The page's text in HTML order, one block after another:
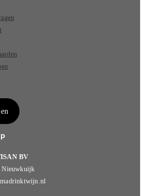
BV
Nieuwkuijk